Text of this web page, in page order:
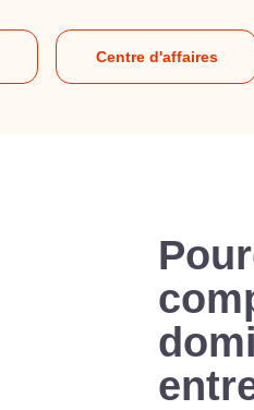
Centre d'affaires